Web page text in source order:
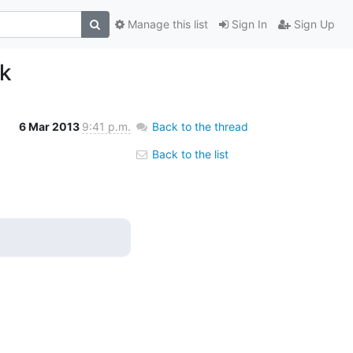
Sign In Sign Up
Manage this list
6 Mar 2013 9:41 p.m. Back to the thread
Back to the list